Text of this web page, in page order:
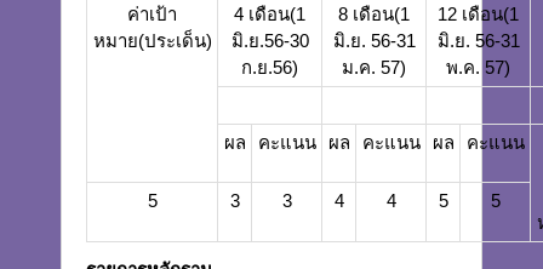
ค่าเป้า
หมาย(ประเด็น)
4 เดือน(1
มิ.ย.56-30
ก.ย.56)
8 เดือน(1
มิ.ย. 56-31
ม.ค. 57)
12 เดือน(1
มิ.ย. 56-31
พ.ค. 57)
ผล คะแนน ผล คะแนน ผล คะแนน
5 3 3 4 4 5 5